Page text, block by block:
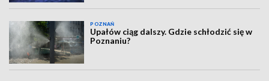
POZNAŃ
Upałów ciąg dalszy. Gdzie schłodzić się w
Poznaniu?